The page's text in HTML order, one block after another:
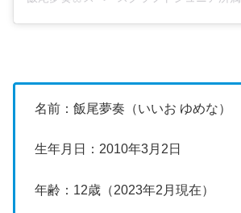
名前：飯尾夢奏（いいお ゆめな）
生年月日：2010年3月2日
年齢：12歳（2023年2月現在）